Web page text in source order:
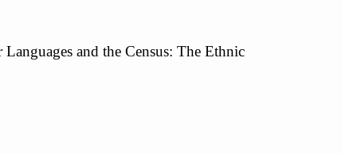
and the Census: The Ethnic